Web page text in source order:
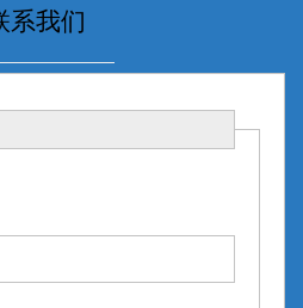
系我们